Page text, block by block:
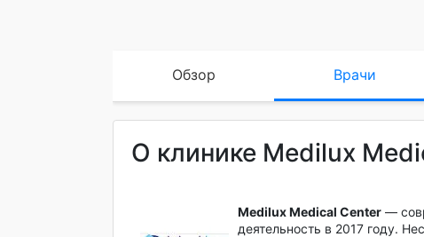
Обзор Врачи
О клинике Medilux
Medilux Medical Center —
деятельность в 2017 году.